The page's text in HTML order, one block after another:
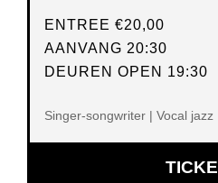
ENTREE €20,00
AANVANG 20:30
DEUREN OPEN 19:30
Singer-songwriter | Vocal jazz